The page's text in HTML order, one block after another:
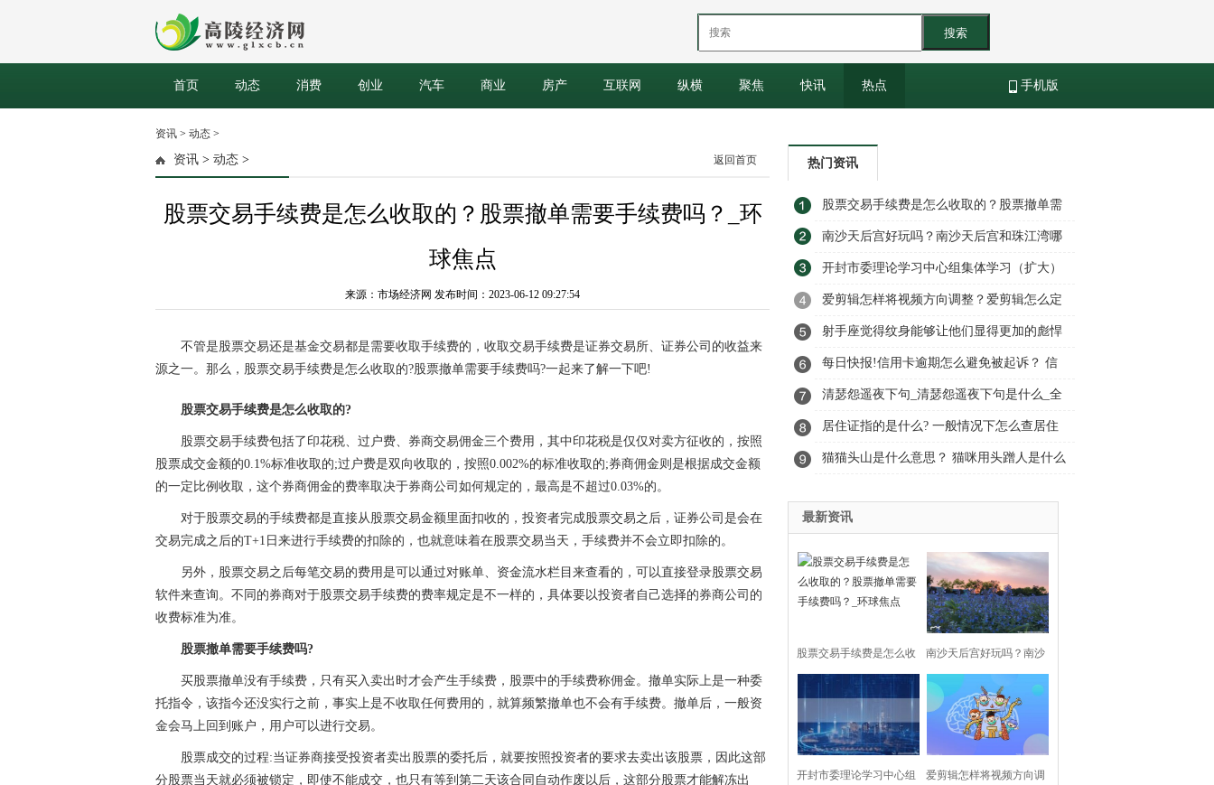
搜索
首页 动态 消费 创业 汽车 商业 房产 互联网 纵横 聚焦 快讯 热点 手机版
资讯 > 动态 >
资讯 > 动态 > 返回首页
股票交易手续费是怎么收取的？股票撤单需要手续费吗？_环
球焦点
来源：市场经济网 发布时间：2023-06-12 09:27:54
不管是股票交易还是基金交易都是需要收取手续费的，收取交易手续费是证券交易所、证券公司的收益来
源之一。那么， 股票交易手续费是怎么收取的?股票撤单需要手续费吗?一起来了解一下吧!
股票交易手续费是怎么收取的?
股票交易手续费包括了印花税、过户费、券商交易佣金三个费用，其中印花税是仅仅对卖方征收的，按照
股票成交金额的0.1%标准收取的;过户费是双向收取的，按照0.002%的标准收取的;券商佣金则是根据成交金额
的一定比例收取，这个券商佣金的费率取决于券商公司如何规定的，最高是不超过0.03%的。
对于股票交易的手续费都是直接从股票交易金额里面扣收的， 投资者完成股票交易之后，证券公司是会在
交易完成之后的T+1日来进行手续费的扣除的，也就意味着在股票交易当天，手续费并不会立即扣除的。
另外， 股票交易之后每笔交易的费用是可以通过对账单、资金流水栏目来查看的，可以直接登录股票交易
软件来查询。不同的券商对于股票交易手续费的费率规定是不一样的，具体要以投资者自己选择的券商公司的
收费标准为准。
股票撤单需要手续费吗?
买股票撤单没有手续费，只有买入卖出时才会产生手续费， 股票中的手续费称佣金。撤单实际上是一种委
托指令，该指今还没实行之前，事实上是不收取任何费用的，就算频繁撤单也不会有手续费。撤单后，一般资
金会马上回到账户，用户可以进行交易。
股票成交的过程:当证券商接受投资者卖出 股票的委托后，就要按照投资者的要求去卖出该股票 ，因此这部
分股票当天就必须被锁定，即使不能成交，也只有等到第二天该合同自动作废以后，这部分股票才能解冻出
热门资讯
股票交易手续费是怎么收取的？股票撤单需
要手续费吗？_环球焦点
南沙天后宫好玩吗？南沙天后宫和珠江湾哪
个好玩一些？ 环球热点评
开封市委理论学习中心组集体学习（扩大）
会议举行 市委书记高建军主持|热点评
爱剪辑怎样将视频方向调整？爱剪辑怎么定
格画面？
射手座觉得纹身能够让他们显得更加的彪悍
霸气不好惹？ 天天亮点
每日快报!信用卡逾期怎么避免被起诉？ 信
用卡怎么停息挂账？
清瑟怨遥夜下句_清瑟怨遥夜下句是什么_全
球短讯
居住证指的是什么? 一般情况下怎么查居住
证?|环球即时看
猫猫头山是什么意思？ 猫咪用头蹭人是什么
最新资讯
股票交易手续费是怎么收
费吗？_环球焦点
南沙天后宫好玩吗？南沙
天后宫和珠江湾哪个好玩
一些？ 环球热点评
开封市委理论学习中心组 爱剪辑怎样将视频方向调